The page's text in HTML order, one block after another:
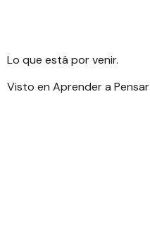
Lo que está por venir.
Visto en Aprender a Pensar